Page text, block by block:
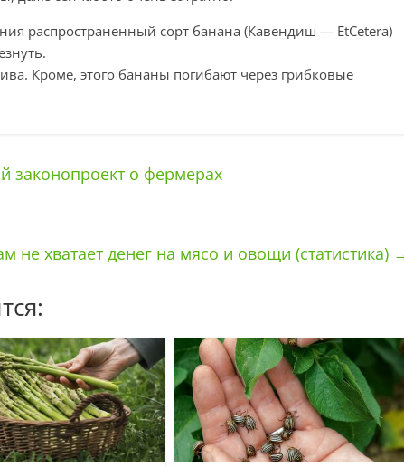
распространенный сорт банана (Кавендиш — EtCetera)
Кроме, этого бананы погибают через грибковые
законопроект о фермерах
не хватает денег на мясо и овощи (статистика)